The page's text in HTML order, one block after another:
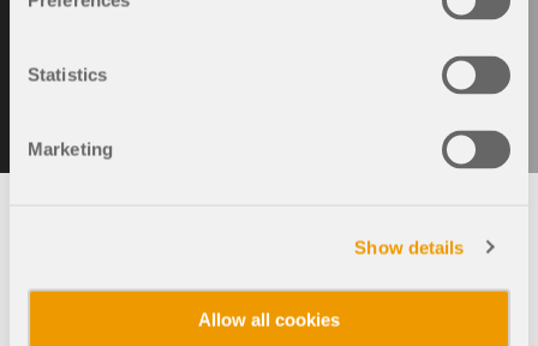
Statistics
Marketing
Show details
Allow all cookies
© Guido Kranz